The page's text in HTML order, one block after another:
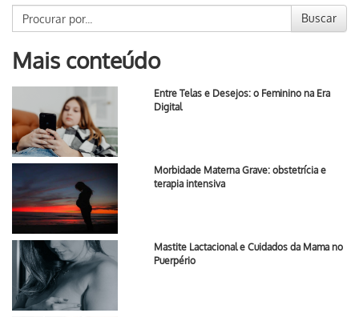
Buscar
Mais conteúdo
Entre Telas e Desejos: o Feminino na Era
Digital
Morbidade Materna Grave: obstetrícia e
terapia intensiva
Mastite Lactacional e Cuidados da Mama no
Puerpério